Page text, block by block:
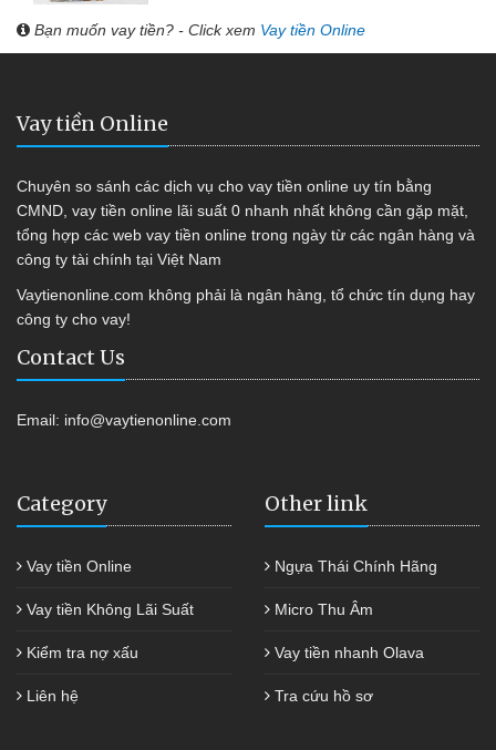
Bạn muốn vay tiền? - Click xem Vay tiền Online
Vay tiền Online
Chuyên so sánh các dịch vụ cho vay tiền online uy tín bằng
CMND, vay tiền online lãi suất 0 nhanh nhất không cần gặp mặt,
tổng hợp các web vay tiền online trong ngày từ các ngân hàng và
công ty tài chính tại Việt Nam
Vaytienonline.com không phải là ngân hàng, tổ chức tín dụng hay
công ty cho vay!
Contact Us
Email: info@vaytienonline.com
Category
Vay tiền Online
Vay tiền Không Lãi Suất
Kiểm tra nợ xấu
Liên hệ
Other link
Ngựa Thái Chính Hãng
Micro Thu Âm
Vay tiền nhanh Olava
Tra cứu hồ sơ